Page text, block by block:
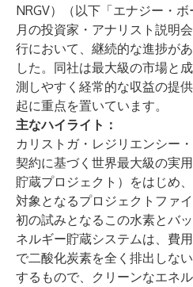
NRGV）（以下「エナジー・
月の投資家・アナリスト説明
行において、継続的な進捗が
した。同社は最大級の市場と
測しやすく経常的な収益の提
起に重点を置いています。
主なハイライト：
カリストガ・レジリエンシー
契約に基づく世界最大級の実
貯蔵プロジェクト）をはじめ
対象となるプロジェクトファ
初の試みとなるこの水素とバ
ネルギー貯蔵システムは、費
で二酸化炭素を全く排出しな
するもので、クリーンなエネ